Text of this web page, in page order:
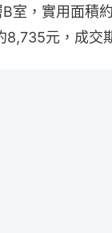
B室，實用面積
8,735元，成交